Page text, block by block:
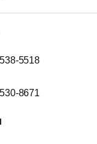
5518
8671